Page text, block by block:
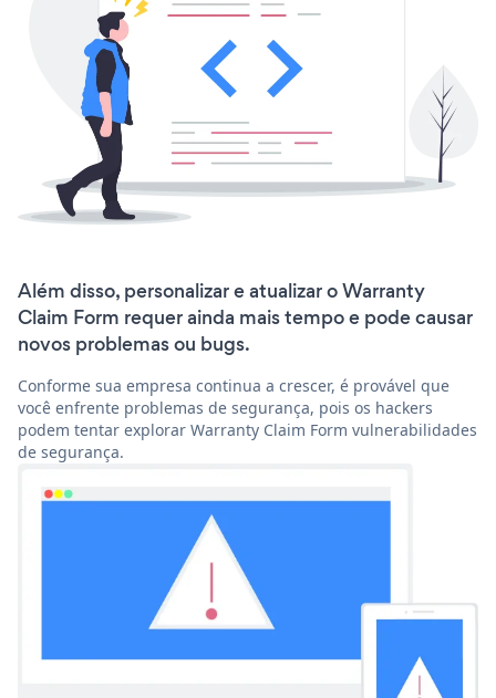
Além disso, personalizar e atualizar o Warranty
Claim Form requer ainda mais tempo e pode causar
novos problemas ou bugs.
Conforme sua empresa continua a crescer, é provável que
você enfrente problemas de segurança, pois os hackers
podem tentar explorar Warranty Claim Form vulnerabilidades
de segurança.